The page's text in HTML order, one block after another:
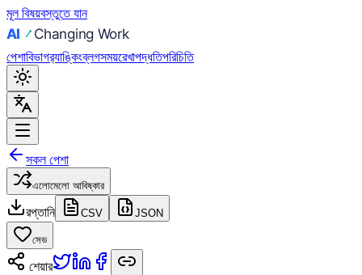
মূল বিষয়বস্তুতে যান
পেশাবিভাগর‍্যাঙ্কিংব্লগসময়রেখাপদ্ধতিপরিচিতি
সকল পেশা
এলোমেলো আবিষ্কার
রপ্তানি CSV JSON
সেভ
শেয়ার